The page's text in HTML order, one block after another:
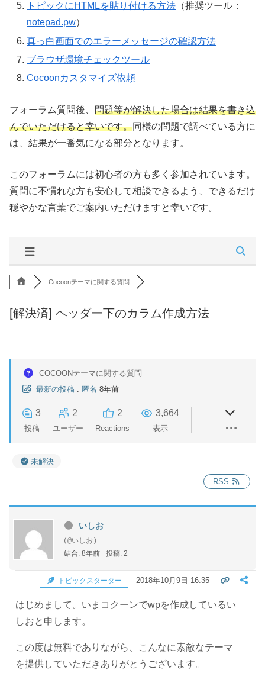
トピックにHTMLを貼り付ける方法 （推奨ツール：
notepad.pw）
真っ白画面でのエラーメッセージの確認方法
ブラウザ環境チェックツール
Cocoonカスタマイズ依頼
フォーラム質問後、 問題等が解決した場合は結果を書き込
んでいただけると幸いです。同様の問題で調べている方に
は、結果が一番気になる部分となります。
このフォーラムには初心者の方も多く参加されています。
質問に不慣れな方も安心して相談できるよう、できるだけ
穏やかな言葉でご案内いただけますと幸いです。
Cocoonテーマに関する質問
[解決済] ヘッダー下のカラム作成方法
COCOONテーマに関する質問
最新の投稿 : 匿名 8年前
3
投稿
2
ユーザー
2
Reactions
3,664
表示
未解決
RSS
いしお
(@いしお)
結合: 8年前
投稿: 2
トピックスターター 2018年10月9日 16:35
はじめまして。いまコクーンでwpを作成しているい
しおと申します。
この度は無料でありながら、こんなに素敵なテーマ
を提供していただきありがとうございます。